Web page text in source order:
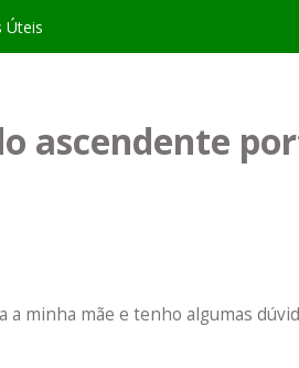
Úteis
ascendente
minha mãe e tenho algumas